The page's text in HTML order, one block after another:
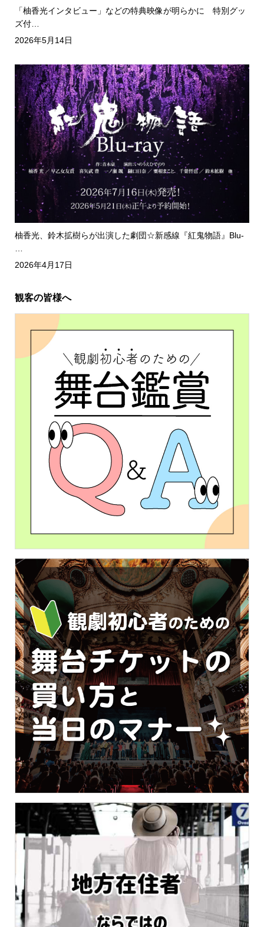
「柚香光インタビュー」などの特典映像が明らかに 特別グッ
ズ付…
2026年5月14日
柚香光、鈴木拡樹らが出演した劇団☆新感線『紅鬼物語』Blu-
…
2026年4月17日
観客の皆様へ